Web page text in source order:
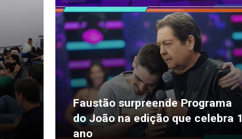
Faustão surpreende Programa
do João na edição que celebra 1
ano